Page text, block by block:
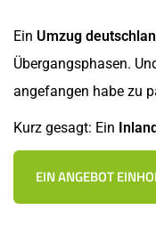
Ein Umzug
Übergangsphasen.
angefangen habe zu
Kurz gesagt: Ein
EIN ANGEBOT